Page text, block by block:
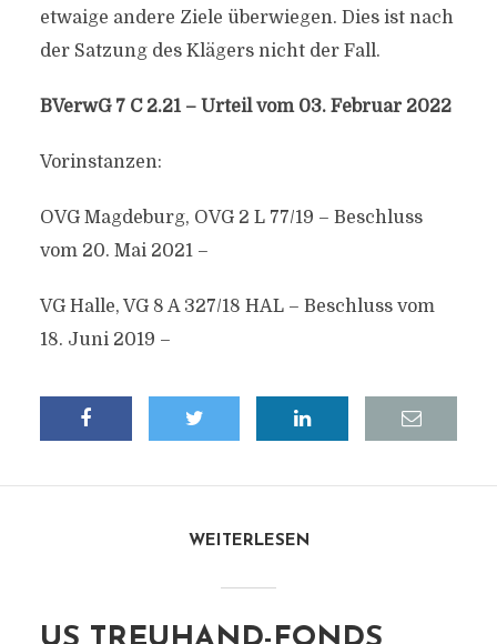
etwaige andere Ziele überwiegen. Dies ist nach
der Satzung des Klägers nicht der Fall.
BVerwG 7 C 2.21 – Urteil vom 03. Februar 2022
Vorinstanzen:
OVG Magdeburg, OVG 2 L 77/19 – Beschluss
vom 20. Mai 2021 –
VG Halle, VG 8 A 327/18 HAL – Beschluss vom
18. Juni 2019 –
WEITERLESEN